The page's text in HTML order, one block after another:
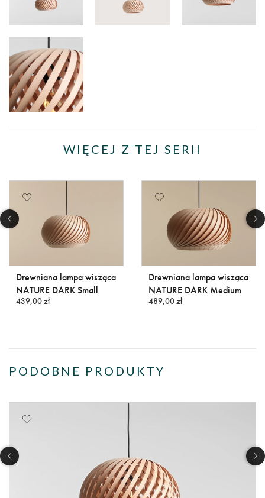
WIĘCEJ Z TEJ SERII
Drewniana lampa wisząca
NATURE DARK Small
439,00 zł
Drewniana lampa wisząca
NATURE DARK Medium
489,00 zł
PODOBNE PRODUKTY